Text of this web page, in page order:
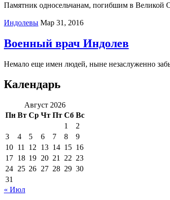
Памятник односельчанам, погибшим в Великой
Индолевы Мар 31, 2016
Военный врач Индолев
Немало еще имен людей, ныне незаслуженно
Календарь
Август 2026
Пн Вт Ср Чт Пт Сб Вс
1
2
3
4 5 6 7 8
9
10 11 12 13 14 15 16
17 18 19 20 21 22 23
24 25 26 27 28 29 30
31
« Июл